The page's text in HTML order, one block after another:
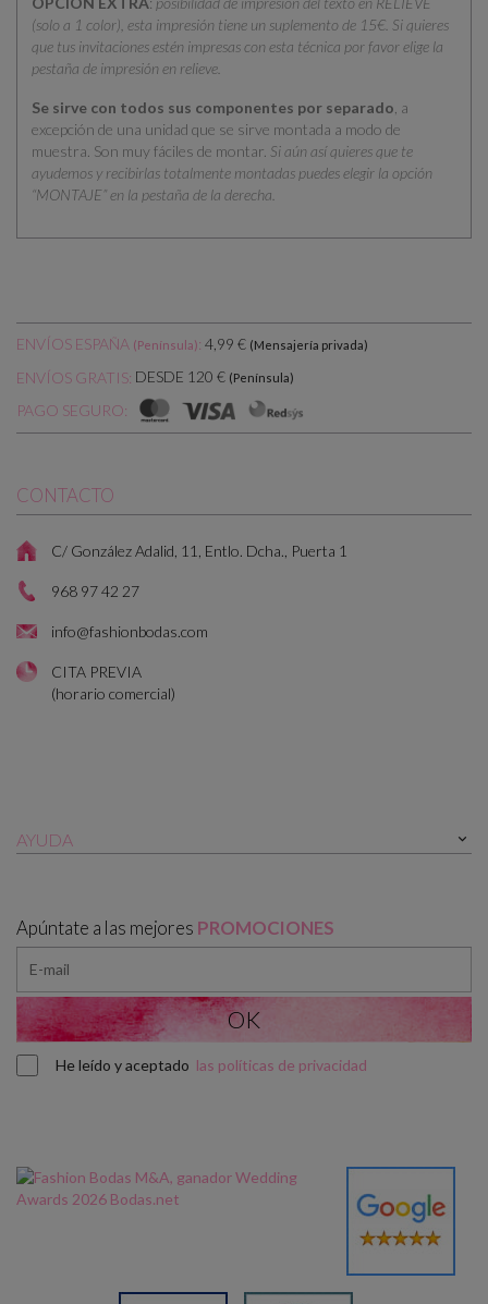
(solo a 1 color), esta impresión tiene un suplemento de 15€. Si quieres
que tus invitaciones estén impresas con esta técnica por favor elige la
pestaña de impresión en relieve.
Se sirve con todos sus componentes por separado , a
excepción de una unidad que se sirve montada a modo de
muestra. Son muy fáciles de montar. Si aún así quieres que te
ayudemos y recibirlas totalmente montadas puedes elegir la opción
“MONTAJE” en la pestaña de la derecha.
ENVÍOS ESPAÑA (Península): 4,99 € (Mensajería privada)
ENVÍOS GRATIS: DESDE 120 € (Península)
PAGO SEGURO:
CONTACTO
C/ González Adalid, 11, Entlo. Dcha., Puerta 1
968 97 42 27
info@fashionbodas.com
CITA PREVIA
(horario comercial)
AYUDA 
Apúntate a las mejores PROMOCIONES
He leído y aceptado las políticas de privacidad